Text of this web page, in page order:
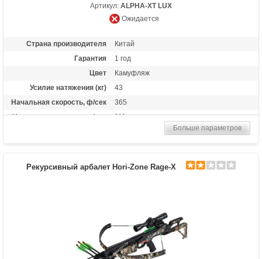
Артикул: ALPHA-XT LUX
Ожидается
Страна производителя
Китай
Гарантия
1 год
Цвет
Камуфляж
Усилие натяжения (кг)
43
Начальная скорость, ф/сек
365
Начальная скорость, м/сек
111
14 дюймов (35,6 см)
Размах плечей (см)
48.3
Развлечение, охота
Особенности
Конструкция булл-пап, защита от
холостого выстрела, планка Пикатинни
под направляющей
Больше параметров
Рекурсивный арбалет Hori-Zone Rage-X